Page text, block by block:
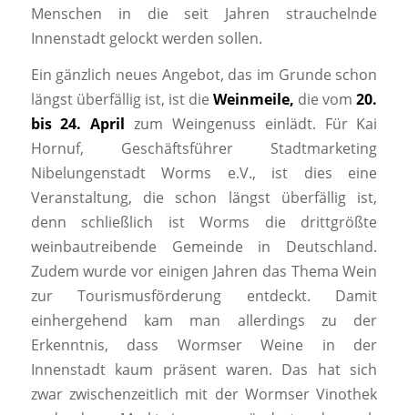
Menschen in die seit Jahren strauchelnde
Innenstadt gelockt werden sollen.
Ein gänzlich neues Angebot, das im Grunde schon
längst überfällig ist, ist dieWeinmeile, die vom20.
bis 24. Aprilzum Weingenuss einlädt. Für Kai
Hornuf, Geschäftsführer Stadtmarketing
Nibelungenstadt Worms e.V., ist dies eine
Veranstaltung, die schon längst überfällig ist,
denn schließlich ist Worms die drittgrößte
weinbautreibende Gemeinde in Deutschland.
Zudem wurde vor einigen Jahren das Thema Wein
zur Tourismusförderung entdeckt. Damit
einhergehend kam man allerdings zu der
Erkenntnis, dass Wormser Weine in der
Innenstadt kaum präsent waren. Das hat sich
zwar zwischenzeitlich mit der Wormser Vinothek